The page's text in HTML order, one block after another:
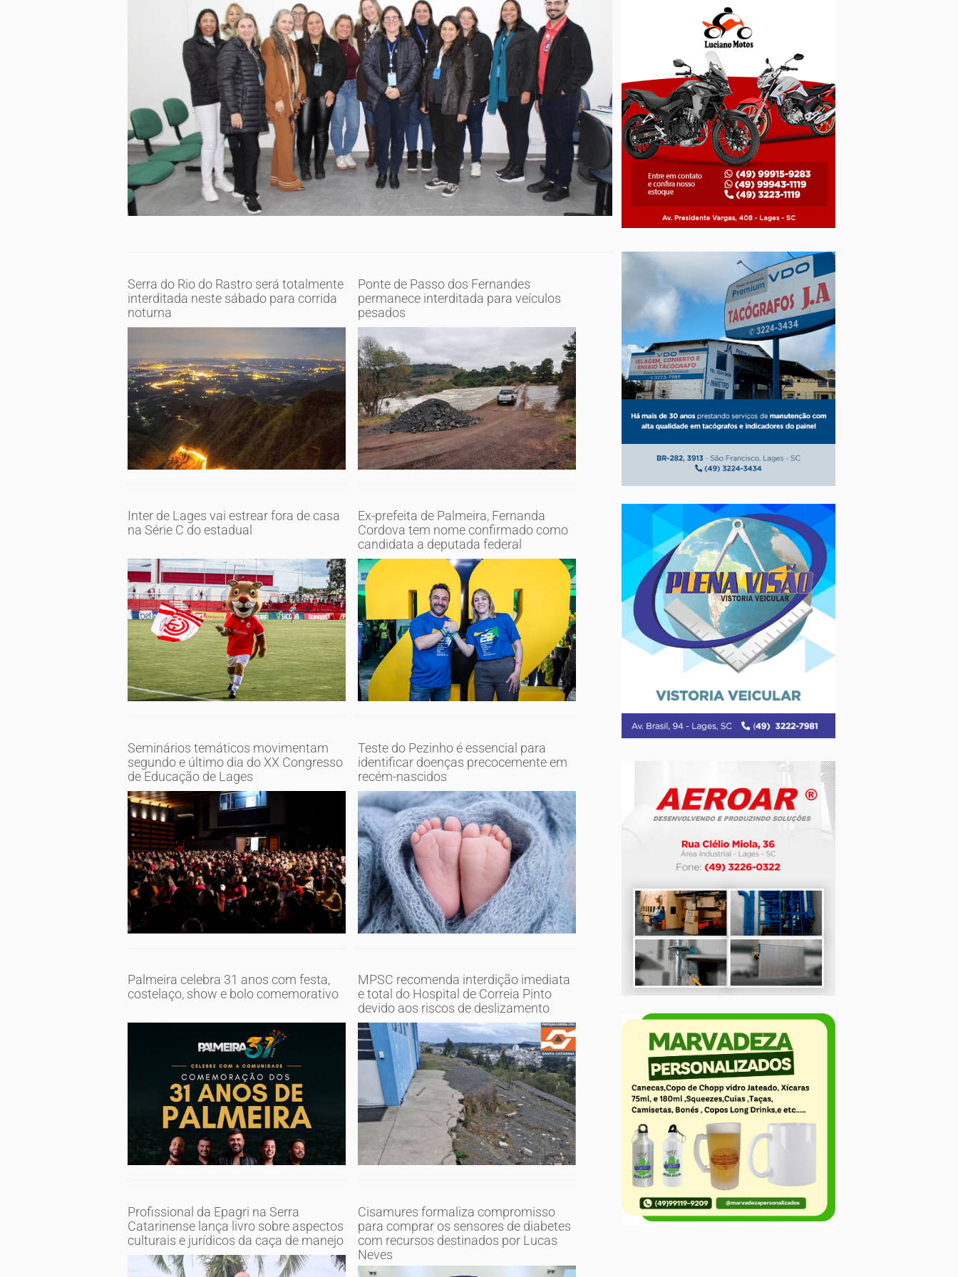
Serra do Rio do Rastro será totalmente
interditada neste sábado para corrida
noturna
Ponte de Passo dos Fernandes
permanece interditada para veículos
pesados
Inter de Lages vai estrear fora de casa
na Série C do estadual
Ex-prefeita de Palmeira, Fernanda
Cordova tem nome confirmado como
candidata a deputada federal
Seminários temáticos movimentam
segundo e último dia do XX Congresso
de Educação de Lages
Teste do Pezinho é essencial para
identificar doenças precocemente em
recém-nascidos
Palmeira celebra 31 anos com festa,
costelaço, show e bolo comemorativo
MPSC recomenda interdição imediata
e total do Hospital de Correia Pinto
devido aos riscos de deslizamento
Profissional da Epagri na Serra
Catarinense lança livro sobre aspectos
culturais e jurídicos da caça de manejo
Cisamures formaliza compromisso
para comprar os sensores de diabetes
com recursos destinados por Lucas
Neves